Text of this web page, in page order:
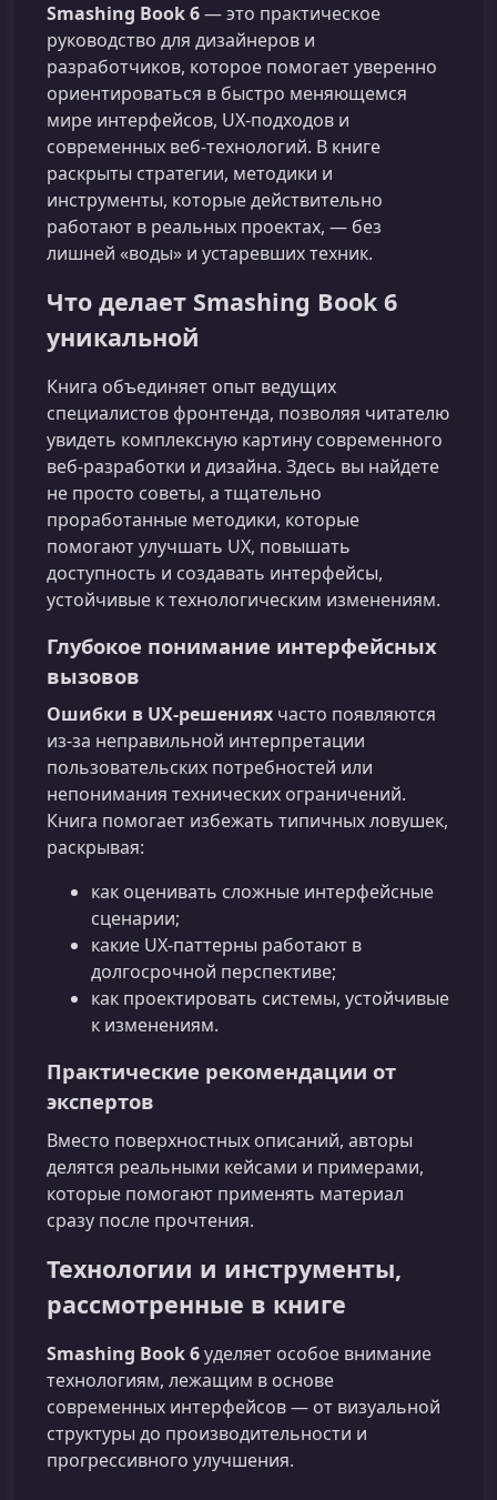
Smashing Book 6— это практическое
руководство для дизайнеров и
разработчиков, которое помогает уверенно
ориентироваться в быстро меняющемся
мире интерфейсов, UX‑подходов и
современных веб‑технологий. В книге
раскрыты стратегии, методики и
инструменты, которые действительно
работают в реальных проектах, — без
лишней «воды» и устаревших техник.
Что делает Smashing Book 6
уникальной
Книга объединяет опыт ведущих
специалистов фронтенда, позволяя читателю
увидеть комплексную картину современного
веб‑разработки и дизайна. Здесь вы найдете
не просто советы, а тщательно
проработанные методики, которые
помогают улучшать UX, повышать
доступность и создавать интерфейсы,
устойчивые к технологическим изменениям.
Глубокое понимание интерфейсных
вызовов
Ошибки в UX‑решениях часто появляются
из‑за неправильной интерпретации
пользовательских потребностей или
непонимания технических ограничений.
Книга помогает избежать типичных ловушек,
раскрывая:
как оценивать сложные интерфейсные
сценарии;
какие UX‑паттерны работают в
долгосрочной перспективе;
как проектировать системы, устойчивые
к изменениям.
Практические рекомендации от
экспертов
Вместо поверхностных описаний, авторы
делятся реальными кейсами и примерами,
которые помогают применять материал
сразу после прочтения.
Технологии и инструменты,
рассмотренные в книге
Smashing Book 6уделяет особое внимание
технологиям, лежащим в основе
современных интерфейсов — от визуальной
структуры до производительности и
прогрессивного улучшения.